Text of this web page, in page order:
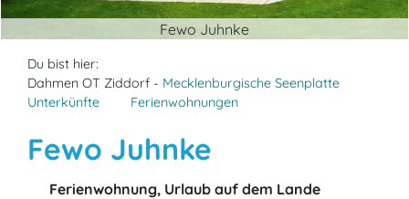
Fewo Juhnke
Du bist hier:
Dahmen OT Ziddorf - Mecklenburgische Seenplatte
Unterkünfte
Ferienwohnungen
Fewo Juhnke
Ferienwohnung, Urlaub auf dem Lande